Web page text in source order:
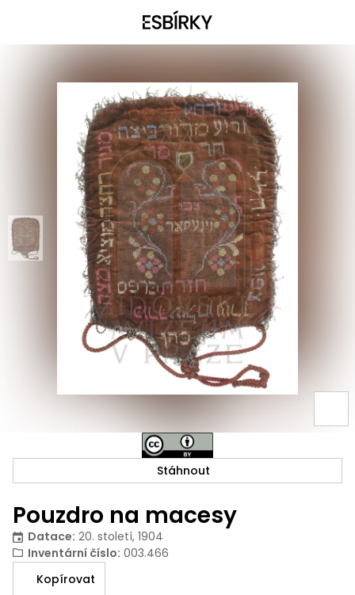
Pouzdro na macesy
Datace: 20. století, 1904
Inventární číslo: 003.466
Kopírovat
Stáhnout